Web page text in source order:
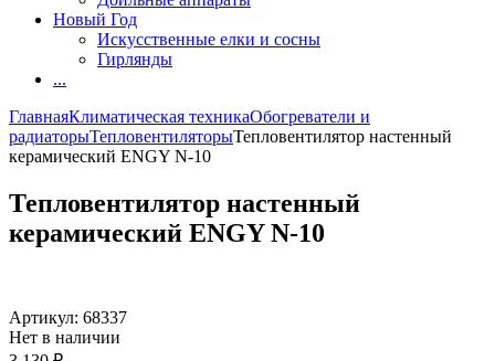
Новый Год
Искусственные елки и сосны
Гирлянды
...
ГлавнаяКлиматическая техникаОбогреватели и
радиаторыТепловентиляторыТепловентилятор настенный
керамический ENGY N-10
Тепловентилятор настенный
керамический ENGY N-10
Артикул: 68337
Нет в наличии